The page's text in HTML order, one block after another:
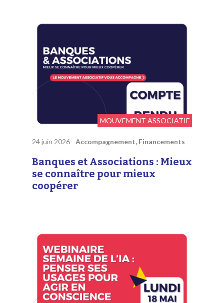
MOUVEMENT ASSOCIATIF
24 juin 2026 - Accompagnement, Financements
Banques et Associations : Mieux
se connaître pour mieux
coopérer